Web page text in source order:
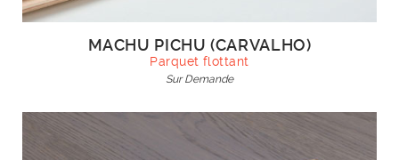
MACHU PICHU (CARVALHO)
Parquet flottant
Sur Demande